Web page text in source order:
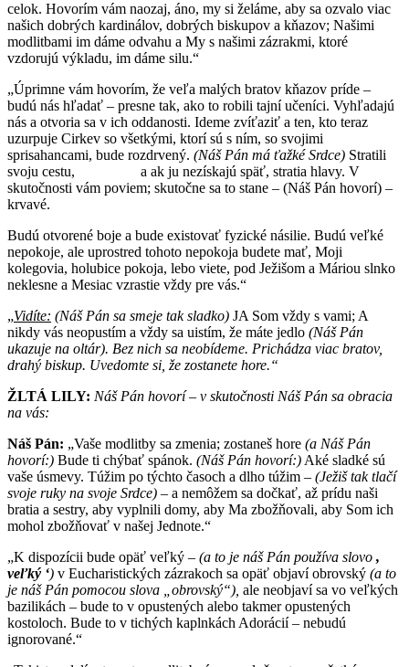
celok. Hovorím vám naozaj, áno, my si želáme, aby sa ozvalo viac
našich dobrých kardinálov, dobrých biskupov a kňazov; Našimi
modlitbami im dáme odvahu a My s našimi zázrakmi, ktoré
vzdorujú výkladu, im dáme silu.“
„Úprimne vám hovorím, že veľa malých bratov kňazov príde –
budú nás hľadať – presne tak, ako to robili tajní učeníci. Vyhľadajú
nás a otvoria sa v ich oddanosti. Ideme zvíťaziť a ten, kto teraz
uzurpuje Cirkev so všetkými, ktorí sú s ním, so svojimi
sprisahancami, bude rozdrvený. (Náš Pán má ťažké Srdce) Stratili
svoju cestu, a ak ju nezískajú späť, stratia hlavy. V
skutočnosti vám poviem; skutočne sa to stane – (Náš Pán hovorí) –
krvavé.
Budú otvorené boje a bude existovať fyzické násilie. Budú veľké
nepokoje, ale uprostred tohoto nepokoja budete mať, Moji
kolegovia, holubice pokoja, lebo viete, pod Ježišom a Máriou slnko
neklesne a Mesiac vzrastie vždy pre vás.“
„Vidíte: (Náš Pán sa smeje tak sladko) JA Som vždy s vami; A
nikdy vás neopustím a vždy sa uistím, že máte jedlo (Náš Pán
ukazuje na oltár). Bez nich sa neobídeme. Prichádza viac bratov,
drahý biskup. Uvedomte si, že zostanete hore.“
ŽLTÁ LILY: Náš Pán hovorí – v skutočnosti Náš Pán sa obracia
na vás:
Náš Pán: „Vaše modlitby sa zmenia; zostaneš hore (a Náš Pán
hovorí:) Bude ti chýbať spánok. (Náš Pán hovorí:) Aké sladké sú
vaše úsmevy. Túžim po týchto časoch a dlho túžim – (Ježiš tak tlačí
svoje ruky na svoje Srdce) – a nemôžem sa dočkať, až prídu naši
bratia a sestry, aby vyplnili domy, aby Ma zbožňovali, aby Som ich
mohol zbožňovať v našej Jednote.“
„K dispozícii bude opäť veľký – (a to je náš Pán používa slovo ,
veľký ‘) v Eucharistických zázrakoch sa opäť objaví obrovský (a to
je náš Pán pomocou slova „obrovský“), ale neobjaví sa vo veľkých
bazilikách – bude to v opustených alebo takmer opustených
kostoloch. Bude to v tichých kaplnkách Adorácií – nebudú
ignorované.“